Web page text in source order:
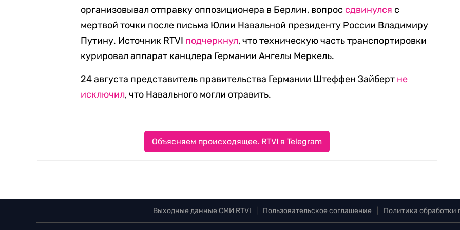
организовывал отправку оппозиционера в Берлин, вопрос сдвинулся с
мертвой точки после письма Юлии Навальной президенту России Владимиру
Путину. Источник RTVI подчеркнул, что техническую часть транспортировки
курировал аппарат канцлера Германии Ангелы Меркель.
24 августа представитель правительства Германии Штеффен Зайберт не
исключил, что Навального могли отравить.
Объясняем происходящее. RTVI в Telegram
Выходные данные СМИ RTVI Пользовательское соглашение Политика